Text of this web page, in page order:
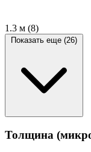
1.3 м (8)
Показать еще (26)
Толщина